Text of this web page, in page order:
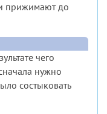
прижимают до
чего
нужно
состыковать